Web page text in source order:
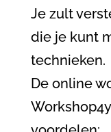
Je zult
die je kunt
technieken.
De online